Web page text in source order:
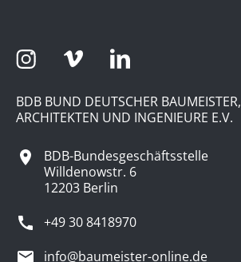
BDB BUND DEUTSCHER BAUMEISTER,
ARCHITEKTEN UND INGENIEURE E.V.
BDB-Bundesgeschäftsstelle
Willdenowstr. 6
12203 Berlin
+49 30 8418970
info@baumeister-online.de